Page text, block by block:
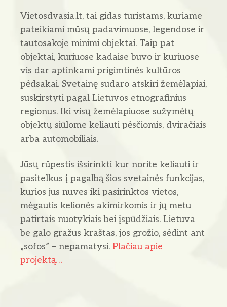
Vietosdvasia.lt, tai gidas turistams, kuriame
pateikiami mūsų padavimuose, legendose ir
tautosakoje minimi objektai. Taip pat
objektai, kuriuose kadaise buvo ir kuriuose
vis dar aptinkami prigimtinės kultūros
pėdsakai. Svetainę sudaro atskiri žemėlapiai,
suskirstyti pagal Lietuvos etnografinius
regionus. Iki visų žemėlapiuose sužymėtų
objektų siūlome keliauti pėsčiomis, dviračiais
arba automobiliais.
Jūsų rūpestis išsirinkti kur norite keliauti ir
pasitelkus į pagalbą šios svetainės funkcijas,
kurios jus nuves iki pasirinktos vietos,
mėgautis kelionės akimirkomis ir jų metu
patirtais nuotykiais bei įspūdžiais. Lietuva
be galo gražus kraštas, jos grožio, sėdint ant
„sofos” – nepamatysi. Plačiau apie
projektą…